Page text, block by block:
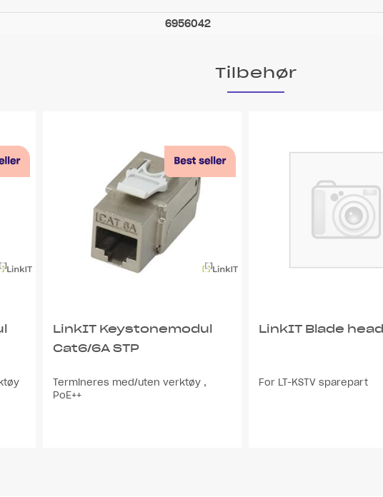
6956042
Tilbehør
LinkIT Keystonemodul
Cat6/6A STP
Termineres med/uten verktøy ,
PoE++
LinkIT Blade head
For LT-KSTV sparepart